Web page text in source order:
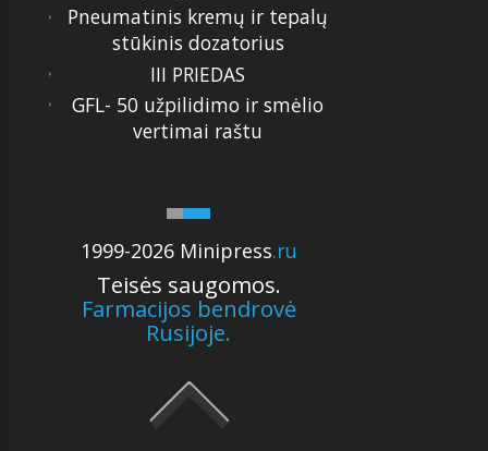
1999-2026 Minipress.ru
Teisės saugomos.
Farmacijos bendrovė
Rusijoje.
Pneumatinis kremų ir tepalų
stūkinis dozatorius
III PRIEDAS
GFL- 50 užpilidimo ir smėlio
vertimai raštu